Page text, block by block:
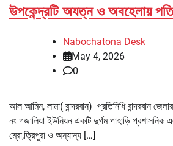
উপকেন্দ্রটি অযত্ন ও অবহেলায়
Nabochatona Desk
May 4, 2026
0
আল আমিন, লামা( বান্দরবান) প্রতিনিধি বান্দরবান
নং গজালিয়া ইউনিয়ন একটি দুর্গম পাহাড়ি প্রশাসনিক
ম্রো,ত্রিপুরা ও অন্যান্য […]